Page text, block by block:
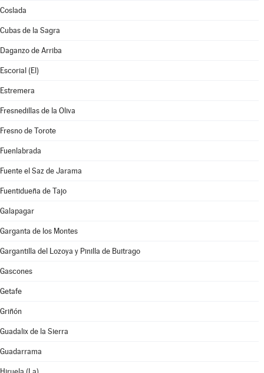
Coslada
Cubas de la Sagra
Daganzo de Arriba
Escorial (El)
Estremera
Fresnedillas de la Oliva
Fresno de Torote
Fuenlabrada
Fuente el Saz de Jarama
Fuentidueña de Tajo
Galapagar
Garganta de los Montes
Gargantilla del Lozoya y Pinilla de Buitrago
Gascones
Getafe
Griñón
Guadalix de la Sierra
Guadarrama